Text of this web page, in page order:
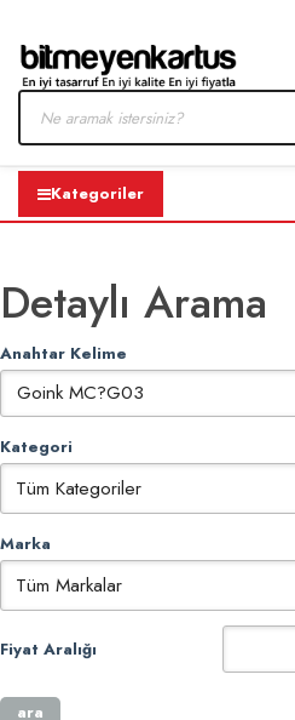
Kategoriler
Detaylı Arama
Anahtar Kelime
Kategori
Marka
Fiyat Aralığı